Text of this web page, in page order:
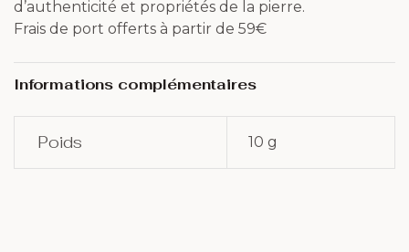
d’authenticité et propriétés de la pierre.
Frais de port offerts à partir de 59€
Informations complémentaires
Poids 10 g